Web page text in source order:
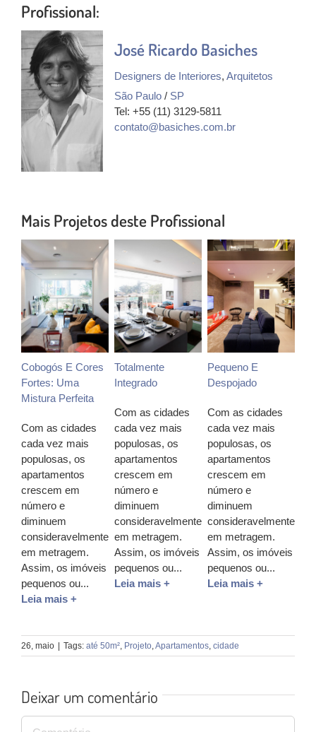
Profissional:
José Ricardo Basiches
Designers de Interiores, Arquitetos
São Paulo / SP
Tel: +55 (11) 3129-5811
contato@basiches.com.br
Mais Projetos deste Profissional
Cobogós E Cores
Fortes: Uma
Mistura Perfeita
Com as cidades
cada vez mais
populosas, os
apartamentos
crescem em
número e
diminuem
consideravelmente
em metragem.
Assim, os imóveis
pequenos ou...
Leia mais +
Totalmente
Integrado
Com as cidades
cada vez mais
populosas, os
apartamentos
crescem em
número e
diminuem
consideravelmente
em metragem.
Assim, os imóveis
pequenos ou...
Leia mais +
Pequeno E
Despojado
Com as cidades
cada vez mais
populosas, os
apartamentos
crescem em
número e
diminuem
consideravelmente
em metragem.
Assim, os imóveis
pequenos ou...
Leia mais +
26, maio Tags: até 50m², Projeto,Apartamentos, cidade
Deixar um comentário
Comentário